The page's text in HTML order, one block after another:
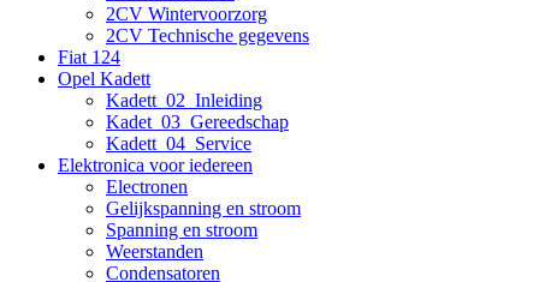
2CV Wintervoorzorg
2CV Technische gegevens
Fiat 124
Opel Kadett
Kadett_02_Inleiding
Kadet_03_Gereedschap
Kadett_04_Service
Elektronica voor iedereen
Electronen
Gelijkspanning en stroom
Spanning en stroom
Weerstanden
Condensatoren